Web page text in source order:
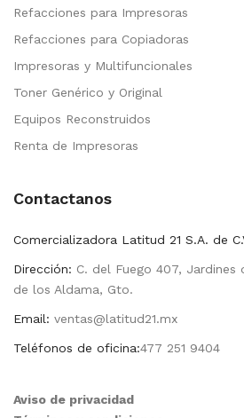
Refacciones para Impresoras
Refacciones para Copiadoras
Impresoras y Multifuncionales
Toner Genérico y Original
Equipos Reconstruidos
Renta de Impresoras
Contactanos
Comercializadora Latitud 21 S.A. de
Dirección: C. del Fuego 407, Jardines
de los Aldama, Gto.
Email: ventas@latitud21.mx
Teléfonos de oficina:477 251 9404
Aviso de privacidad